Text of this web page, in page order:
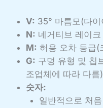
V: 35° 마름모(다
N: 네거티브 레이크
M: 허용 오차 등급(
G: 구멍 유형 및 칩
조업체에 따라 다름
숫자:
일반적으로 처